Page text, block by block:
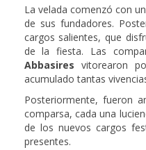
La velada comenzó con
de sus fundadores.
cargos salientes, que
de la fiesta. Las
Abbasires vitorearon
acumulado tantas
Posteriormente, fueron
comparsa, cada una
de los nuevos cargos
presentes.